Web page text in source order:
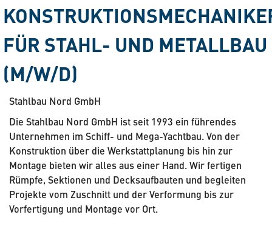
FÜR STAHL- UND METALLBAU
(M/W/D)
Stahlbau Nord GmbH
Die Stahlbau Nord GmbH ist seit 1993 ein führendes
Unternehmen im Schiff- und Mega-Yachtbau. Von der
Konstruktion über die Werkstattplanung bis hin zur
Montage bieten wir alles aus einer Hand. Wir fertigen
Rümpfe, Sektionen und Decksaufbauten und begleiten
Projekte vom Zuschnitt und der Verformung bis zur
Vorfertigung und Montage vor Ort.